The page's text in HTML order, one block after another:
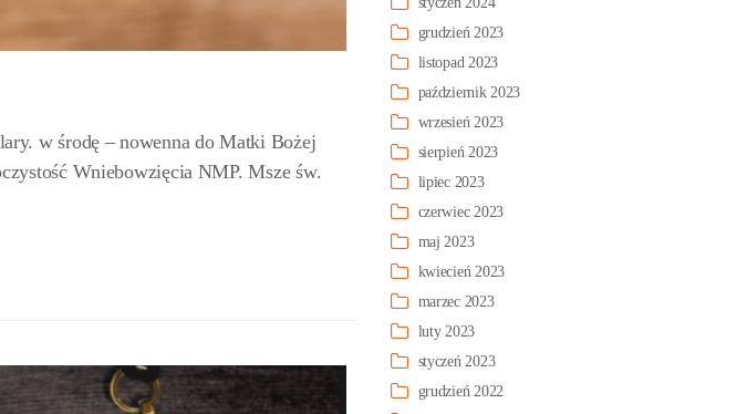
w środę – nowenna do Matki Bożej
Wniebowzięcia NMP. Msze św.
grudzień 2023
listopad 2023
październik 2023
wrzesień 2023
sierpień 2023
lipiec 2023
czerwiec 2023
maj 2023
kwiecień 2023
marzec 2023
luty 2023
styczeń 2023
grudzień 2022